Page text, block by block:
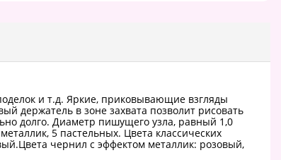
и т.д. Яркие, приковывающие взгляды
держатель в зоне захвата позволит рисовать
долго. Диаметр пишущего узла, равный 1,0
5 пастельных. Цвета классических
чернил с эффектом металлик: розовый,